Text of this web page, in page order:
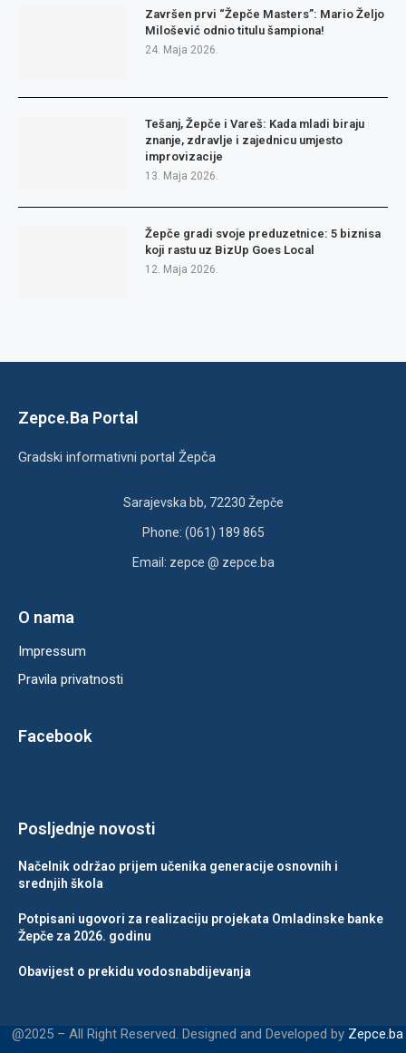
Završen prvi “Žepče Masters”: Mario Željo
Milošević odnio titulu šampiona!
24. Maja 2026.
Tešanj, Žepče i Vareš: Kada mladi biraju
znanje, zdravlje i zajednicu umjesto
improvizacije
13. Maja 2026.
Žepče gradi svoje preduzetnice: 5 biznisa
koji rastu uz BizUp Goes Local
12. Maja 2026.
Zepce.Ba Portal
Gradski informativni portal Žepča
Sarajevska bb, 72230 Žepče
Phone: (061) 189 865
Email: zepce @ zepce.ba
O nama
Impressum
Pravila privatnosti
Facebook
Posljednje novosti
Načelnik održao prijem učenika generacije osnovnih i
srednjih škola
Potpisani ugovori za realizaciju projekata Omladinske banke
Žepče za 2026. godinu
Obavijest o prekidu vodosnabdijevanja
@2025 – All Right Reserved. Designed and Developed by Zepce.ba